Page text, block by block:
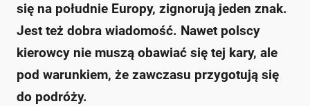
się na południe Europy, zignorują jeden znak.
Jest też dobra wiadomość. Nawet polscy
kierowcy nie muszą obawiać się tej kary, ale
pod warunkiem, że zawczasu przygotują się
do podróży.